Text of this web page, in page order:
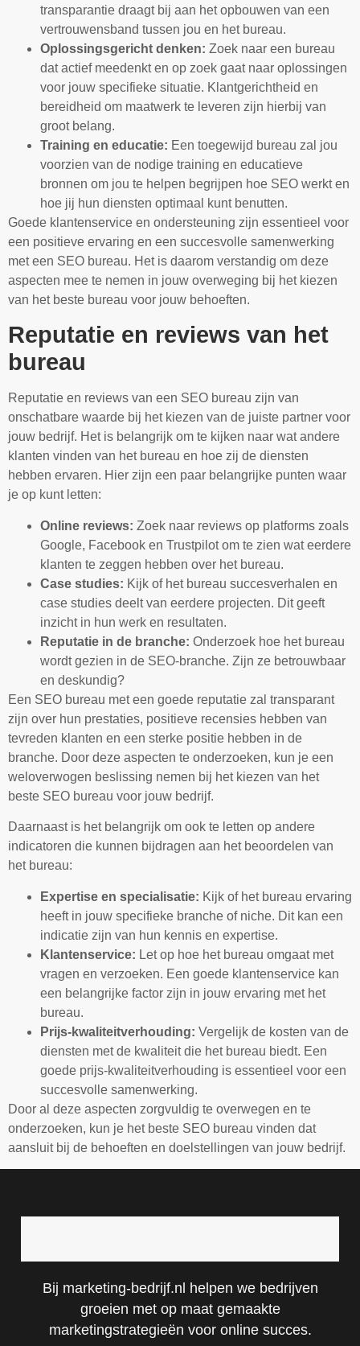
transparantie draagt bij aan het opbouwen van een
vertrouwensband tussen jou en het bureau.
Oplossingsgericht denken: Zoek naar een bureau
dat actief meedenkt en op zoek gaat naar oplossingen
voor jouw specifieke situatie. Klantgerichtheid en
bereidheid om maatwerk te leveren zijn hierbij van
groot belang.
Training en educatie: Een toegewijd bureau zal jou
voorzien van de nodige training en educatieve
bronnen om jou te helpen begrijpen hoe SEO werkt en
hoe jij hun diensten optimaal kunt benutten.
Goede klantenservice en ondersteuning zijn essentieel voor
een positieve ervaring en een succesvolle samenwerking
met een SEO bureau. Het is daarom verstandig om deze
aspecten mee te nemen in jouw overweging bij het kiezen
van het beste bureau voor jouw behoeften.
Reputatie en reviews van het
bureau
Reputatie en reviews van een SEO bureau zijn van
onschatbare waarde bij het kiezen van de juiste partner voor
jouw bedrijf. Het is belangrijk om te kijken naar wat andere
klanten vinden van het bureau en hoe zij de diensten
hebben ervaren. Hier zijn een paar belangrijke punten waar
je op kunt letten:
Online reviews: Zoek naar reviews op platforms zoals
Google, Facebook en Trustpilot om te zien wat eerdere
klanten te zeggen hebben over het bureau.
Case studies: Kijk of het bureau succesverhalen en
case studies deelt van eerdere projecten. Dit geeft
inzicht in hun werk en resultaten.
Reputatie in de branche: Onderzoek hoe het bureau
wordt gezien in de SEO-branche. Zijn ze betrouwbaar
en deskundig?
Een SEO bureau met een goede reputatie zal transparant
zijn over hun prestaties, positieve recensies hebben van
tevreden klanten en een sterke positie hebben in de
branche. Door deze aspecten te onderzoeken, kun je een
weloverwogen beslissing nemen bij het kiezen van het
beste SEO bureau voor jouw bedrijf.
Daarnaast is het belangrijk om ook te letten op andere
indicatoren die kunnen bijdragen aan het beoordelen van
het bureau:
Expertise en specialisatie: Kijk of het bureau ervaring
heeft in jouw specifieke branche of niche. Dit kan een
indicatie zijn van hun kennis en expertise.
Klantenservice: Let op hoe het bureau omgaat met
vragen en verzoeken. Een goede klantenservice kan
een belangrijke factor zijn in jouw ervaring met het
bureau.
Prijs-kwaliteitverhouding: Vergelijk de kosten van de
diensten met de kwaliteit die het bureau biedt. Een
goede prijs-kwaliteitverhouding is essentieel voor een
succesvolle samenwerking.
Door al deze aspecten zorgvuldig te overwegen en te
onderzoeken, kun je het beste SEO bureau vinden dat
aansluit bij de behoeften en doelstellingen van jouw bedrijf.
Bij marketing-bedrijf.nl helpen we bedrijven
groeien met op maat gemaakte
marketingstrategieën voor online succes.